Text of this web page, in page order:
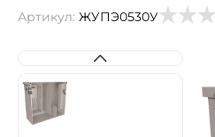
Артикул: ЖУПЭ0530У